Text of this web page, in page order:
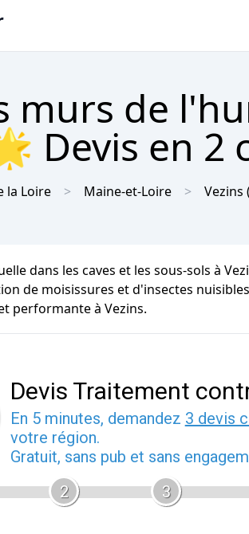
murs de
Devis en
la Loire Maine-et-Loire Vezins
dans les caves et les sous-sols à
de moisissures et d'insectes
performante à Vezins.
Devis Traitement
En 5 minutes, demandez 3 devis
votre région.
Gratuit, sans pub et sans
2 3